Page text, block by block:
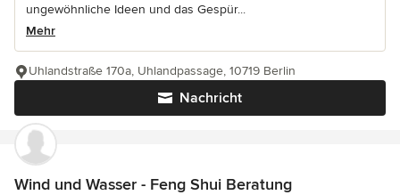
ungewöhnliche Ideen und das Gespür...
Mehr
Nachricht
Uhlandstraße 170a, Uhlandpassage, 10719 Berlin
Wind und Wasser - Feng Shui Beratung